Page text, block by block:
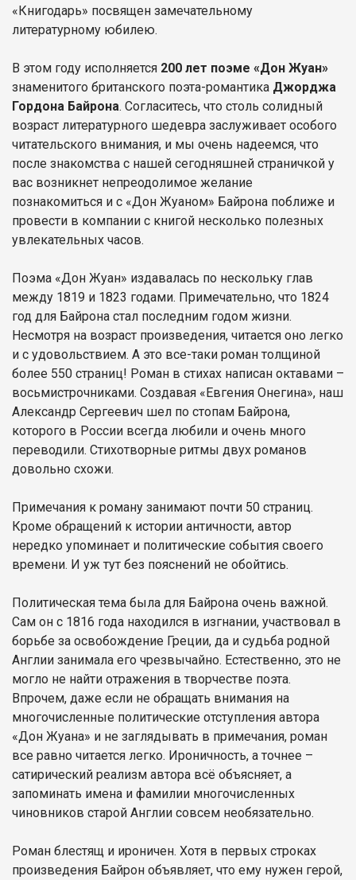
«Книгодарь» посвящен замечательному
литературному юбилею.
В этом году исполняется 200 лет поэме «Дон Жуан»
знаменитого британского поэта-романтика Джорджа
Гордона Байрона. Согласитесь, что столь солидный
возраст литературного шедевра заслуживает особого
читательского внимания, и мы очень надеемся, что
после знакомства с нашей сегодняшней страничкой у
вас возникнет непреодолимое желание
познакомиться и с «Дон Жуаном» Байрона поближе и
провести в компании с книгой несколько полезных
увлекательных часов.
Поэма «Дон Жуан» издавалась по нескольку глав
между 1819 и 1823 годами. Примечательно, что 1824
год для Байрона стал последним годом жизни.
Несмотря на возраст произведения, читается оно легко
и с удовольствием. А это все-таки роман толщиной
более 550 страниц! Роман в стихах написан октавами –
восьмистрочниками. Создавая «Евгения Онегина», наш
Александр Сергеевич шел по стопам Байрона,
которого в России всегда любили и очень много
переводили. Стихотворные ритмы двух романов
довольно схожи.
Примечания к роману занимают почти 50 страниц.
Кроме обращений к истории античности, автор
нередко упоминает и политические события своего
времени. И уж тут без пояснений не обойтись.
Политическая тема была для Байрона очень важной.
Сам он с 1816 года находился в изгнании, участвовал в
борьбе за освобождение Греции, да и судьба родной
Англии занимала его чрезвычайно. Естественно, это не
могло не найти отражения в творчестве поэта.
Впрочем, даже если не обращать внимания на
многочисленные политические отступления автора
«Дон Жуана» и не заглядывать в примечания, роман
все равно читается легко. Ироничность, а точнее –
сатирический реализм автора всё объясняет, а
запоминать имена и фамилии многочисленных
чиновников старой Англии совсем необязательно.
Роман блестящ и ироничен. Хотя в первых строках
произведения Байрон объявляет, что ему нужен герой,